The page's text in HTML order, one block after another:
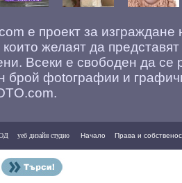
е проект за
желаят да
Всеки е свободен да се
брой фоtографии и
уеб дизайн студио Начало Права и